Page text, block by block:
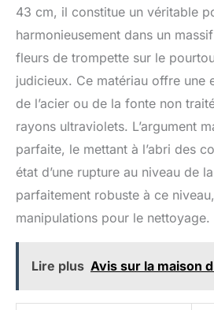
43 cm, il constitue un véritable
harmonieusement dans un
fleurs de trompette sur le
judicieux. Ce matériau offre une
de l’acier ou de la fonte non
rayons ultraviolets. L’argument
parfaite, le mettant à l’abri des
état d’une rupture au niveau de
parfaitement robuste à ce
manipulations pour le nettoyage.
Lire plus Avis sur la maison